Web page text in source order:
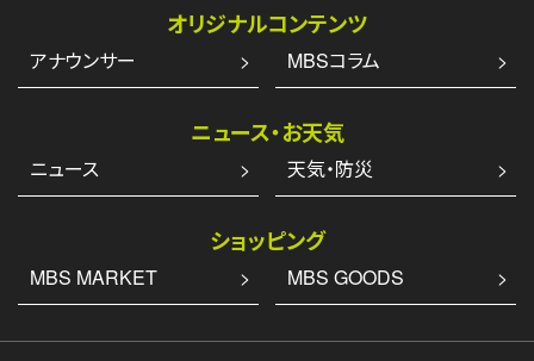
オリジナルコンテンツ
アナウンサー MBSコラム
ニュース・お天気
ニュース 天気・防災
ショッピング
MBS MARKET MBS GOODS